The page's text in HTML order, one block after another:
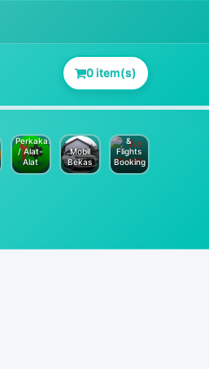
0 item(s)
Perkakas
/ Alat-
Alat
Mobil
Bekas
&
Flights
Booking